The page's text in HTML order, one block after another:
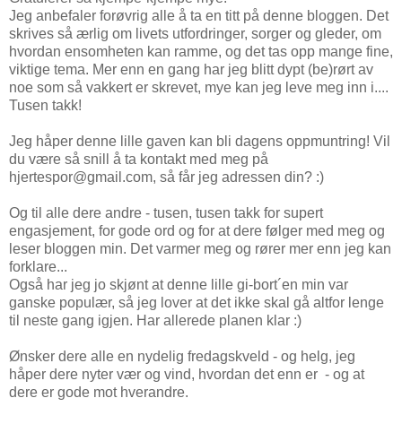
Jeg anbefaler forøvrig alle å ta en titt på denne bloggen. Det
skrives så ærlig om livets utfordringer, sorger og gleder, om
hvordan ensomheten kan ramme, og det tas opp mange fine,
viktige tema. Mer enn en gang har jeg blitt dypt (be)rørt av
noe som så vakkert er skrevet, mye kan jeg leve meg inn i....
Tusen takk!
Jeg håper denne lille gaven kan bli dagens oppmuntring! Vil
du være så snill å ta kontakt med meg på
hjertespor@gmail.com, så får jeg adressen din? :)
Og til alle dere andre - tusen, tusen takk for supert
engasjement, for gode ord og for at dere følger med meg og
leser bloggen min. Det varmer meg og rører mer enn jeg kan
forklare...
Også har jeg jo skjønt at denne lille gi-bort´en min var
ganske populær, så jeg lover at det ikke skal gå altfor lenge
til neste gang igjen. Har allerede planen klar :)
Ønsker dere alle en nydelig fredagskveld - og helg, jeg
håper dere nyter vær og vind, hvordan det enn er - og at
dere er gode mot hverandre.